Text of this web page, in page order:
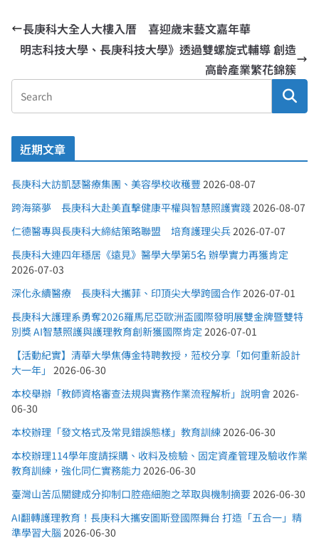
長庚科大全人大樓入厝 喜迎歲末藝文嘉年華
明志科技大學、長庚科技大學》透過雙螺旋式輔導 創造
高齡產業繁花錦簇
近期文章
長庚科大訪凱瑟醫療集團、美容學校收穫豐 2026-08-07
跨海築夢 長庚科大赴美直擊健康平權與智慧照護實踐 2026-08-07
仁德醫專與長庚科大締結策略聯盟 培育護理尖兵 2026-07-07
長庚科大連四年穩居《遠見》醫學大學第5名 辦學實力再獲肯定
2026-07-03
深化永續醫療 長庚科大攜菲、印頂尖大學跨國合作 2026-07-01
長庚科大護理系勇奪2026羅馬尼亞歐洲盃國際發明展雙金牌暨雙特
別獎 AI智慧照護與護理教育創新獲國際肯定 2026-07-01
【活動紀實】清華大學焦傳金特聘教授，蒞校分享「如何重新設計
大一年」
2026-06-30
本校舉辦「教師資格審查法規與實務作業流程解析」說明會 2026-
06-30
本校辦理「發文格式及常見錯誤態樣」教育訓練 2026-06-30
本校辦理114學年度請採購、收料及檢驗、固定資產管理及驗收作業
教育訓練，強化同仁實務能力 2026-06-30
臺灣山苦瓜關鍵成分抑制口腔癌細胞之萃取與機制摘要 2026-06-30
AI翻轉護理教育！長庚科大攜安圖斯登國際舞台 打造「五合一」精
準學習大腦 2026-06-30